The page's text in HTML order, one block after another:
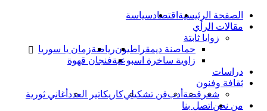
الصفحة الرئيسية اقتصادسياسة
مقالات الرأي
زوايا ثابتة
حماصنة ديمقراطيونرياضةزمان يا سوريا
زاوية ساخرة اسبوعيةفنجان قهوة
دراسات
ثقافة وفنون
شعر قصة أدبفن تشكيليكاريكاتير العدد أغاني ثورية
من نحن اتصل بنا